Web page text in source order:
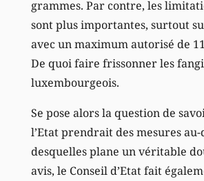
grammes. Par contre, les
sont plus importantes, surtout
avec un maximum autorisé de
De quoi faire frissonner les
luxembourgeois.
Se pose alors la question de
l’Etat prendrait des mesures au-
desquelles plane un véritable
avis, le Conseil d’Etat fait